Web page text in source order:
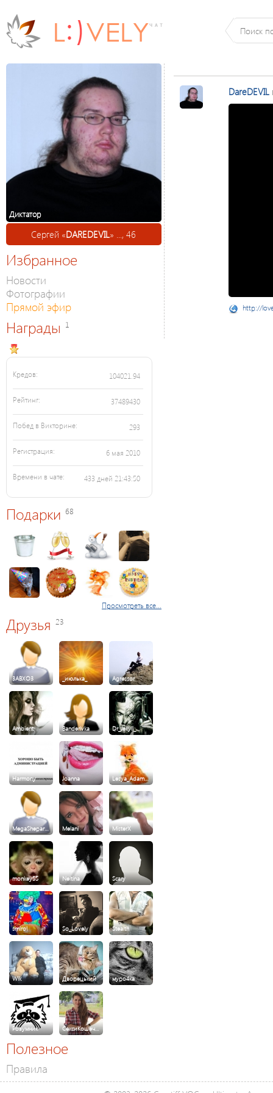
Диктатор
Сергей «DAREDEVIL» ..., 46
Избранное
Новости
Фотографии
Прямой эфир
Награды 1
Кредов: 104021.94
Рейтинг: 37489430
Побед в Викторине: 293
Регистрация: 6 мая 2010
Времени в чате: 433 дней 21:43:50
Подарки 68
Просмотреть все...
Друзья 23
3ABXO3 _июлька_ Agressor
Ambient Banderivka Dr_Jekyll_…
Harmony Joanna Lesya_Adam…
MegaShepar… Melani MisterX
monkey55 Neitina Scary
smirol So_Lovely Stealth
Wik Дворецький муро4ка
Розумник СексиКошеч…
Полезное
Правила
DareDEVIL
http://